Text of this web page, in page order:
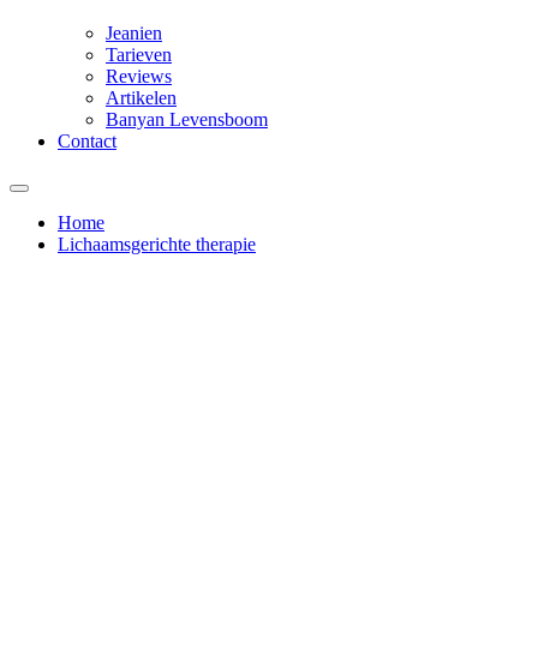
Jeanien
Tarieven
Reviews
Artikelen
Banyan Levensboom
Contact
Home
Lichaamsgerichte therapie